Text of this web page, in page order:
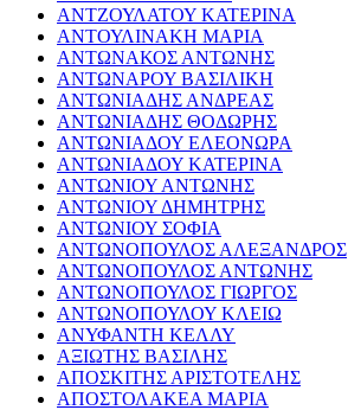
ΑΝΤΖΟΥΛΑΤΟΥ ΚΑΤΕΡΙΝΑ
ΑΝΤΟΥΛΙΝΑΚΗ ΜΑΡΙΑ
ΑΝΤΩΝΑΚΟΣ ΑΝΤΩΝΗΣ
ΑΝΤΩΝΑΡΟΥ ΒΑΣΙΛΙΚΗ
ΑΝΤΩΝΙΑΔΗΣ ΑΝΔΡΕΑΣ
ΑΝΤΩΝΙΑΔΗΣ ΘΟΔΩΡΗΣ
ΑΝΤΩΝΙΑΔΟΥ ΕΛΕΟΝΩΡΑ
ΑΝΤΩΝΙΑΔΟΥ ΚΑΤΕΡΙΝΑ
ΑΝΤΩΝΙΟΥ ΑΝΤΩΝΗΣ
ΑΝΤΩΝΙΟΥ ΔΗΜΗΤΡΗΣ
ΑΝΤΩΝΙΟΥ ΣΟΦΙΑ
ΑΝΤΩΝΟΠΟΥΛΟΣ ΑΛΕΞΑΝΔΡΟΣ
ΑΝΤΩΝΟΠΟΥΛΟΣ ΑΝΤΩΝΗΣ
ΑΝΤΩΝΟΠΟΥΛΟΣ ΓΙΩΡΓΟΣ
ΑΝΤΩΝΟΠΟΥΛΟΥ ΚΛΕΙΩ
ΑΝΥΦΑΝΤΗ ΚΕΛΛΥ
ΑΞΙΩΤΗΣ ΒΑΣΙΛΗΣ
ΑΠΟΣΚΙΤΗΣ ΑΡΙΣΤΟΤΕΛΗΣ
ΑΠΟΣΤΟΛΑΚΕΑ ΜΑΡΙΑ